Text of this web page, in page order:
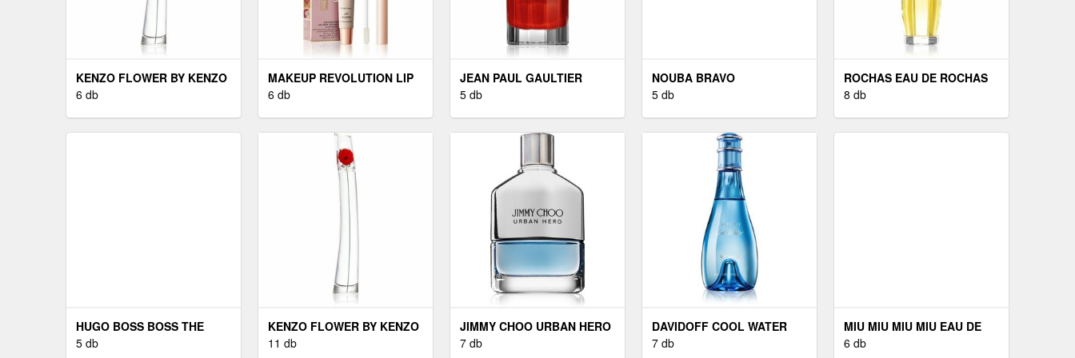
KENZO FLOWER BY KENZO
EAU DE PARFUM
6 db
MAKEUP REVOLUTION LIP
SHAPE KIT AJAKÁPOLÓ
6 db
JEAN PAUL GAULTIER
SCANDAL EAU DE PARFUM
5 db
NOUBA BRAVO
CONCEALER KORREKTOR
5 db
ROCHAS EAU DE ROCHAS
EAU DE TOILETTE
8 db
HUGO BOSS BOSS THE
SCENT EAU DE TOILETTE
5 db
KENZO FLOWER BY KENZO
EAU DE PARFUM NŐKNEK
11 db
JIMMY CHOO URBAN HERO
EAU DE PARFUM URAKNAK
7 db
DAVIDOFF COOL WATER
WOMAN EAU DE TOILETTE
7 db
MIU MIU MIU MIU EAU DE
PARFUM NŐKNEK 50 ML
6 db